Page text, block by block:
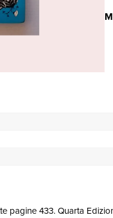
pagine 433. Quarta